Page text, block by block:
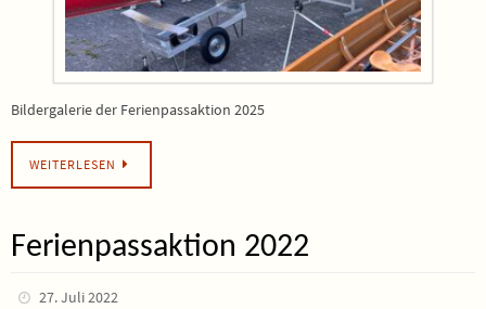
Bildergalerie der Ferienpassaktion 2025
WEITERLESEN
Ferienpassaktion 2022
27. Juli 2022